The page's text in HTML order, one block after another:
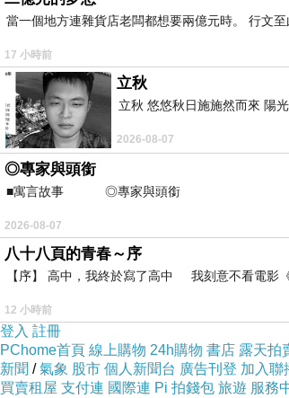
巷口轉角就是OK便利商店，
可以說是同時滿足了地理，交通，停車條件，
當一個地方連雜貨店老闆都想要兩億元時。 行文
17 小時前
立秋
立秋 悠悠秋日施施然而來 陽
2026-08-07
◎專家與頭銜
■寓言故事 ◎專家與頭
2026-08-07
八十八頁的青春～序
【序】 高中，我終於寫了高中 我刻意不看電影
12 小時前
登入 註冊
PChome首頁 線上購物 24h購物 書店 露天拍
新聞 /氣象 股市 個人新聞台 廣告刊登 加入聯
買賣租屋 支付連 國際連 Pi 拍錢包 旅遊 服務